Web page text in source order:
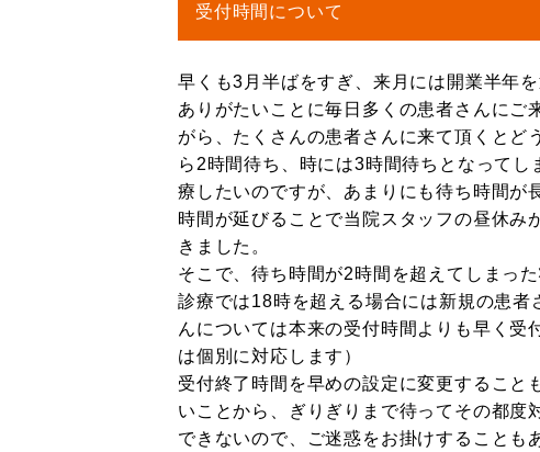
受付時間について
早くも3月半ばをすぎ、来月には開業半年
ありがたいことに毎日多くの患者さんにご
がら、たくさんの患者さんに来て頂くとど
ら2時間待ち、時には3時間待ちとなって
療したいのですが、あまりにも待ち時間が
時間が延びることで当院スタッフの昼休み
きました。
そこで、待ち時間が2時間を超えてしまっ
診療では18時を超える場合には新規の患
んについては本来の受付時間よりも早く受
は個別に対応します）
受付終了時間を早めの設定に変更すること
いことから、ぎりぎりまで待ってその都度
できないので、ご迷惑をお掛けすること